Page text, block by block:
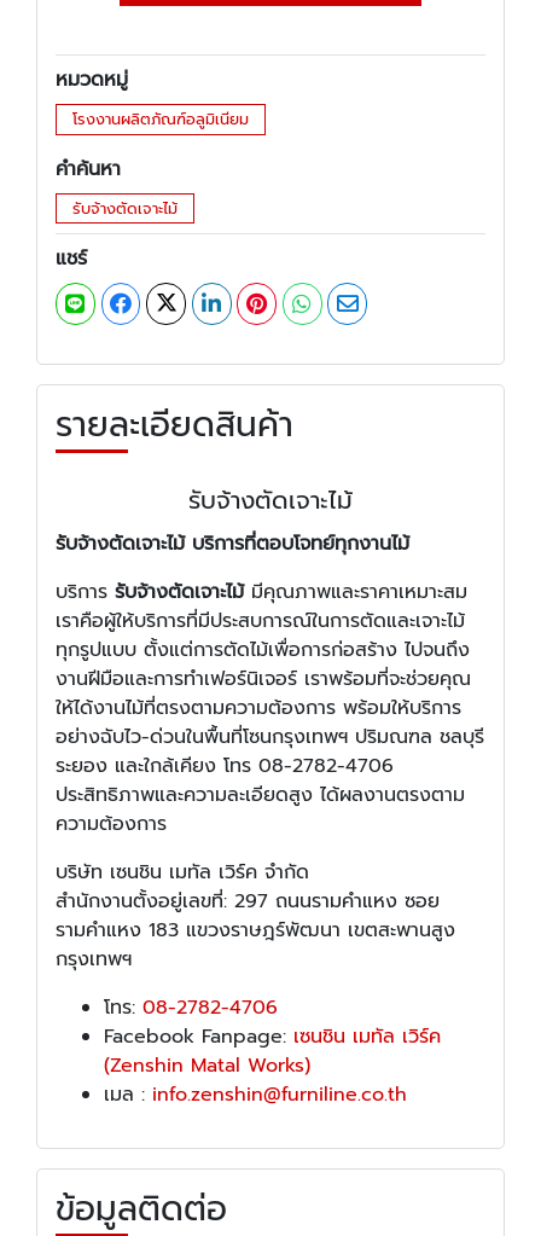
หมวดหมู่
โรงงานผลิตภัณฑ์อลูมิเนียม
คำค้นหา
รับจ้างตัดเจาะไม้
แชร์
รายละเอียดสินค้า
รับจ้างตัดเจาะไม้
รับจ้างตัดเจาะไม้ บริการที่ตอบโจทย์ทุกงานไม้
บริการ รับจ้างตัดเจาะไม้มีคุณภาพและราคาเหมาะสม
เราคือผู้ให้บริการที่มีประสบการณ์ในการตัดและเจาะไม้
ทุกรูปแบบ ตั้งแต่การตัดไม้เพื่อการก่อสร้าง ไปจนถึง
งานฝีมือและการทำเฟอร์นิเจอร์ เราพร้อมที่จะช่วยคุณ
ให้ได้งานไม้ที่ตรงตามความต้องการ พร้อมให้บริการ
อย่างฉับไว-ด่วนในพื้นที่โซนกรุงเทพฯ ปริมณฑล ชลบุรี
ระยอง และใกล้เคียง โทร 08-2782-4706
ประสิทธิภาพและความละเอียดสูง ได้ผลงานตรงตาม
ความต้องการ
บริษัท เซนชิน เมทัล เวิร์ค จำกัด
สำนักงานตั้งอยู่เลขที่: 297 ถนนรามคำแหง ซอย
รามคำแหง 183 แขวงราษฎร์พัฒนา เขตสะพานสูง
กรุงเทพฯ
โทร: 08-2782-4706
Facebook Fanpage: เซนชิน เมทัล เวิร์ค
(Zenshin Matal Works)
เมล : info.zenshin@furniline.co.th
ข้อมูลติดต่อ